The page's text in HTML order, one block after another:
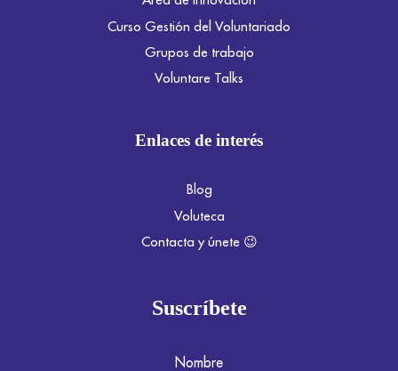
Curso Gestión del Voluntariado
Grupos de trabajo
Voluntare Talks
Enlaces de interés
Blog
Voluteca
Contacta y únete 😉
Suscríbete
Nombre